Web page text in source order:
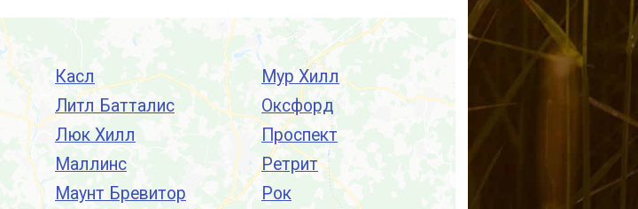
Касл
Литл Батталис
Люк Хилл
Маллинс
Маунт Бревитор
Мур Хилл
Оксфорд
Проспект
Ретрит
Рок